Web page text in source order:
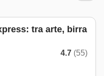
tra arte, birra
4.7 (55)